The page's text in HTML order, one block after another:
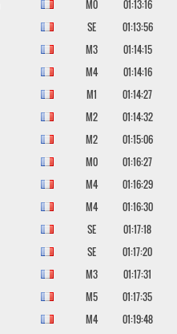
M0
01:13:16
SE
01:13:56
M3
01:14:15
M4
01:14:16
M1
01:14:27
M2
01:14:32
M2
01:15:06
M0
01:16:27
M4
01:16:29
M4
01:16:30
SE
01:17:18
SE
01:17:20
M3
01:17:31
M5
01:17:35
M4
01:19:48